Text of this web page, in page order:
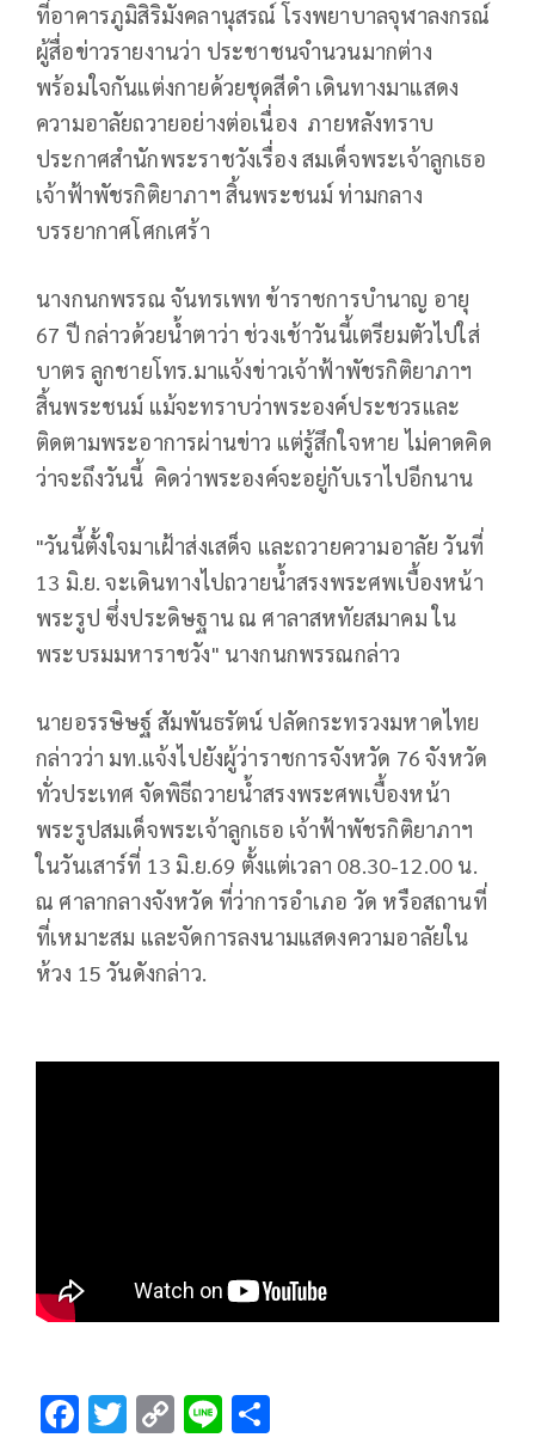
ที่อาคารภูมิสิริมังคลานุสรณ์ โรงพยาบาลจุฬาลงกรณ์
ผู้สื่อข่าวรายงานว่า ประชาชนจำนวนมากต่าง
พร้อมใจกันแต่งกายด้วยชุดสีดำ เดินทางมาแสดง
ความอาลัยถวายอย่างต่อเนื่อง ภายหลังทราบ
ประกาศสำนักพระราชวังเรื่อง สมเด็จพระเจ้าลูกเธอ
เจ้าฟ้าพัชรกิติยาภาฯ สิ้นพระชนม์ ท่ามกลาง
บรรยากาศโศกเศร้า
นางกนกพรรณ จันทรเพท ข้าราชการบำนาญ อายุ
67 ปี กล่าวด้วยน้ำตาว่า ช่วงเช้าวันนี้เตรียมตัวไปใส่
บาตร ลูกชายโทร.มาแจ้งข่าวเจ้าฟ้าพัชรกิติยาภาฯ
สิ้นพระชนม์ แม้จะทราบว่าพระองค์ประชวรและ
ติดตามพระอาการผ่านข่าว แต่รู้สึกใจหาย ไม่คาดคิด
ว่าจะถึงวันนี้ คิดว่าพระองค์จะอยู่กับเราไปอีกนาน
"วันนี้ตั้งใจมาเฝ้าส่งเสด็จ และถวายความอาลัย วันที่
13 มิ.ย. จะเดินทางไปถวายน้ำสรงพระศพเบื้องหน้า
พระรูป ซึ่งประดิษฐาน ณ ศาลาสหทัยสมาคม ใน
พระบรมมหาราชวัง" นางกนกพรรณกล่าว
นายอรรษิษฐ์ สัมพันธรัตน์ ปลัดกระทรวงมหาดไทย
กล่าวว่า มท.แจ้งไปยังผู้ว่าราชการจังหวัด 76 จังหวัด
ทั่วประเทศ จัดพิธีถวายน้ำสรงพระศพเบื้องหน้า
พระรูปสมเด็จพระเจ้าลูกเธอ เจ้าฟ้าพัชรกิติยาภาฯ
ในวันเสาร์ที่ 13 มิ.ย.69 ตั้งแต่เวลา 08.30-12.00 น.
ณ ศาลากลางจังหวัด ที่ว่าการอำเภอ วัด หรือสถานที่
ที่เหมาะสม และจัดการลงนามแสดงความอาลัยใน
ห้วง 15 วันดังกล่าว.
F T C Li